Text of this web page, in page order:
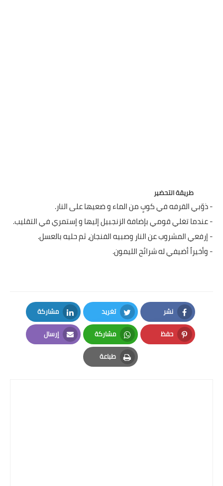
طريقة التحضير
- ذوّبي القرفه في كوبٍ من الماء و ضعيها على النار.
- عندما تغلي قومي بإضافة الزنجبيل إليها و إستمري في التقليب.
- إرفعي المشروب عن النار وصبيه الفنجان، ثم حليه بالعسل.
- وأخيراً أضيفي له شرائح الليمون.
نشر
Facebook
تغريد
Twitter
مشاركة
LinkedIn
حفظ
Pinterest
مشاركة
Whatsapp
إرسال
Email
طباعة
Print